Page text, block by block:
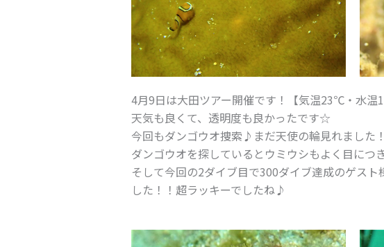
4月9日は大田ツアー開催です！【気温23℃・水温
天気も良くて、透明度も良かったです☆
今回もダンゴウオ捜索♪まだ天使の輪見れました
ダンゴウオを探しているとウミウシもよく目に
そして今回の2ダイブ目で300ダイブ達成のゲス
した！！超ラッキーでしたね♪